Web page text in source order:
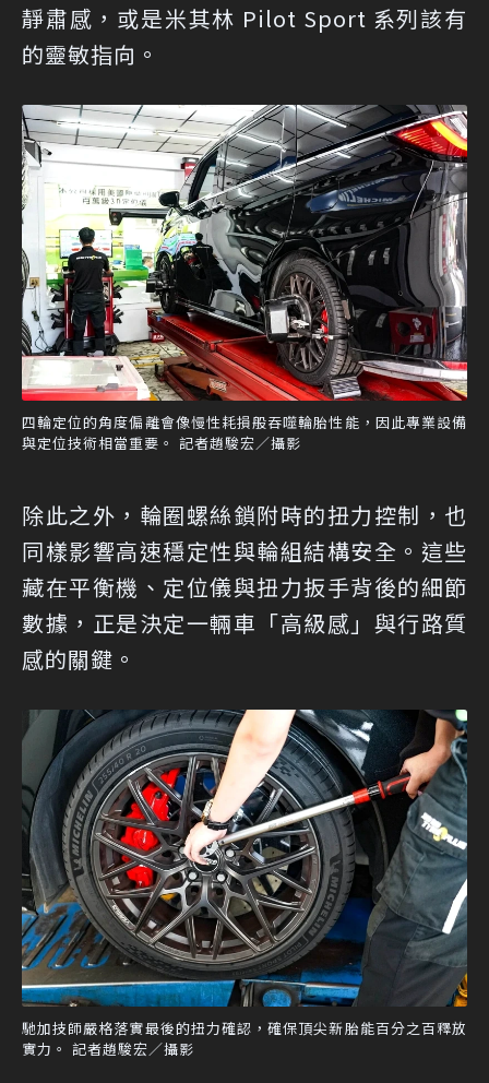
靜肅感，或是米其林 Pilot Sport 系列該有
的靈敏指向。
四輪定位的角度偏離會像慢性耗損般吞噬輪胎性能，因此專業設備
與定位技術相當重要。 記者趙駿宏／攝影
除此之外，輪圈螺絲鎖附時的扭力控制，也
同樣影響高速穩定性與輪組結構安全。這些
藏在平衡機、定位儀與扭力扳手背後的細節
數據，正是決定一輛車「高級感」與行路質
感的關鍵。
馳加技師嚴格落實最後的扭力確認，確保頂尖新胎能百分之百釋放
實力。 記者趙駿宏／攝影